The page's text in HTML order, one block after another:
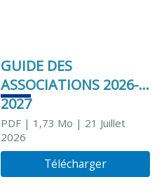
GUIDE DES
ASSOCIATIONS 2026-
2027
PDF| 1,73 Mo | 21 Juillet
2026
Télécharger